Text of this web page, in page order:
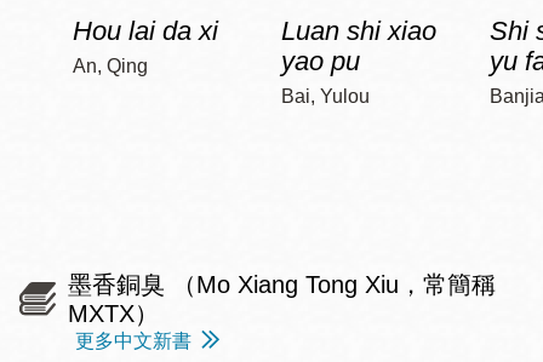
Hou lai da xi
An, Qing
Luan shi xiao
yao pu
Bai, Yulou
Shi
yu
墨香銅臭 （Mo Xiang Tong Xiu，常簡稱
MXTX）
更多中文新書